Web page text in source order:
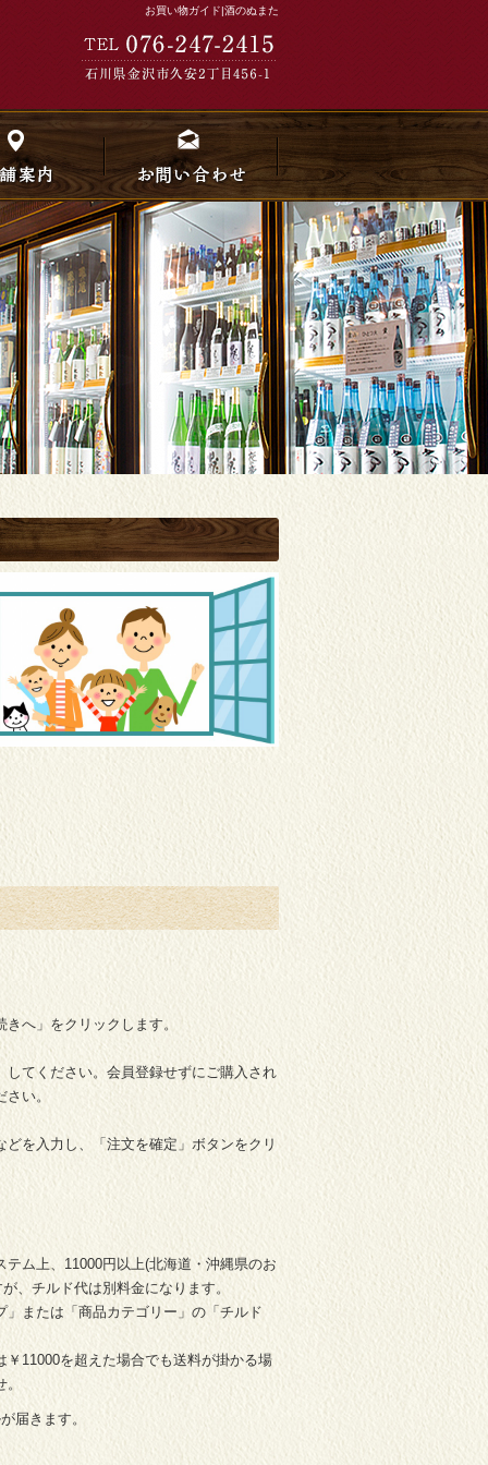
お買い物ガイド|酒のぬまた
へ」をクリックします。
てください。会員登録せずにご購入され
い。
を入力し、「注文を確定」ボタンをクリ
テム上、11000円以上(北海道・沖縄県のお
、チルド代は別料金になります。
または「商品カテゴリー」の「チルド
11000を超えた場合でも送料が掛かる場
届きます。